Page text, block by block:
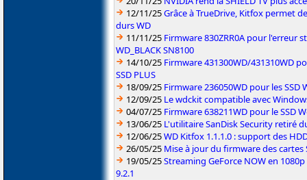
12/11/25Grâce à TrueDrive, Kitfox permet
durs WD
11/11/25 Firmware 830ZRR0A pour l'erreur
WD_BLACK SN8100
14/10/25 Firmware 431300WD/431310WD
SSD PLUS
18/09/25 Firmware 236050WD pour les SSD
12/09/25 Le wdckit compatible avec
04/07/25 Firmware 638211WD pour le SSD
13/06/25 L'utilitaire SanDisk Security retiré
12/06/25WD Kitfox 1.1.1.0 : support des
26/05/25 Mise à jour du firmware des cartes
19/05/25Streaming GeForce NOW en 1080p
9.2.1